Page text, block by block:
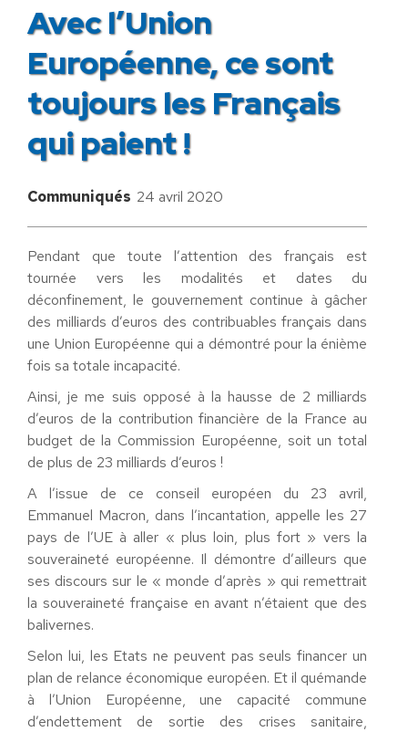
Avec l’Union
Européenne, ce sont
toujours les Français
qui paient !
Communiqués 24 avril 2020
Pendant que toute l’attention des français est
tournée vers les modalités et dates du
déconfinement, le gouvernement continue à gâcher
des milliards d’euros des contribuables français dans
une Union Européenne qui a démontré pour la énième
fois sa totale incapacité.
Ainsi, je me suis opposé à la hausse de 2 milliards
d’euros de la contribution financière de la France au
budget de la Commission Européenne, soit un total
de plus de 23 milliards d’euros !
A l’issue de ce conseil européen du 23 avril,
Emmanuel Macron, dans l’incantation, appelle les 27
pays de l’UE à aller « plus loin, plus fort » vers la
souveraineté européenne. Il démontre d’ailleurs que
ses discours sur le « monde d’après » qui remettrait
la souveraineté française en avant n’étaient que des
balivernes.
Selon lui, les Etats ne peuvent pas seuls financer un
plan de relance économique européen. Et il quémande
à l’Union Européenne, une capacité commune
d’endettement de sortie des crises sanitaire,